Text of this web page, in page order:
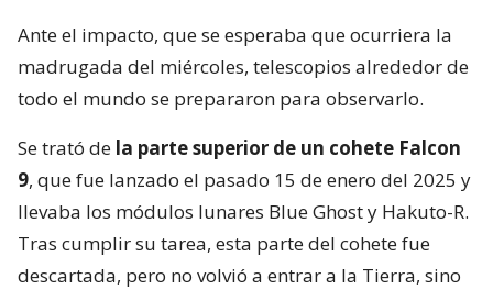
Ante el impacto, que se esperaba que ocurriera la
madrugada del miércoles, telescopios alrededor de
todo el mundo se prepararon para observarlo.
Se trató de la parte superior de un cohete Falcon
9, que fue lanzado el pasado 15 de enero del 2025 y
llevaba los módulos lunares Blue Ghost y Hakuto-R.
Tras cumplir su tarea, esta parte del cohete fue
descartada, pero no volvió a entrar a la Tierra, sino